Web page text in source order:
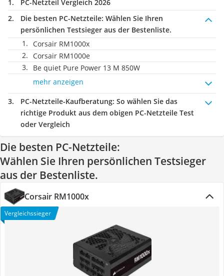
PC-Netzteil Vergleich 2026
Die besten PC-Netzteile: Wählen Sie Ihren
persönlichen Testsieger aus der Bestenliste.
Corsair RM1000x
Corsair RM1000e
Be quiet Pure Power 13 M 850W
mehr anzeigen
PC-Netzteile-Kaufberatung: So wählen Sie das
richtige Produkt aus dem obigen PC-Netzteile Test
oder Vergleich
Die besten PC-Netzteile:
Wählen Sie Ihren persönlichen Testsieger
aus der Bestenliste.
Corsair RM1000x
Vergleichssieger